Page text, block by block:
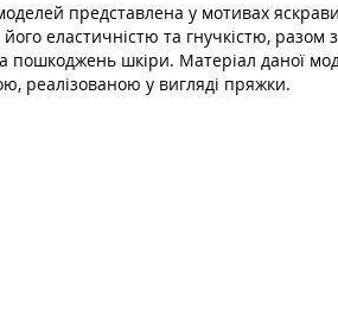
представлена у мотивах
еластичністю та гнучкістю, разом
шкіри. Матеріал даної
реалізованою у вигляді пряжки.